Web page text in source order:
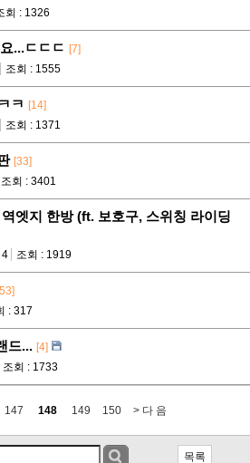
회 : 1326
...ㄷㄷㄷ [7]
조회 : 1555
ㅋ [14]
조회 : 1371
[33]
조회 : 3401
엣지 한방 (ft. 보호구, 스위칭 라이딩
4 조회 : 1919
: 317
드... [4]
조회 : 1733
147 148 149 150 > 다 음
목록